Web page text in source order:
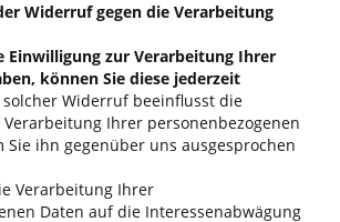
Widerruf gegen die Verarbeitung
Einwilligung zur Verarbeitung Ihrer
können Sie diese jederzeit
solcher Widerruf beeinflusst die
Ihrer personenbezogenen
Sie ihn gegenüber uns ausgesprochen
Verarbeitung Ihrer
Daten auf die Interessenabwägung